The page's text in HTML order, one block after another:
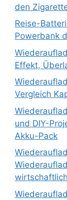
den
Reise-
Powerbank
Effekt,
Vergleich
und DIY-
Akku-Pack